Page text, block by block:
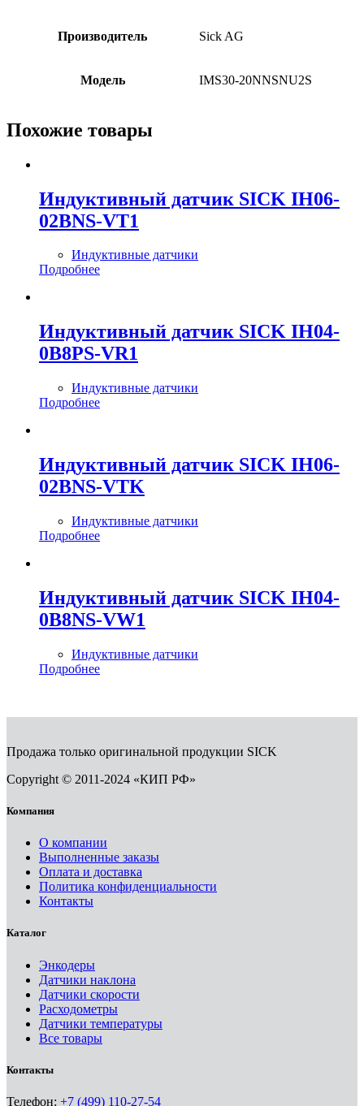
Производитель Sick AG
Модель IMS30-20NNSNU2S
Похожие товары
Индуктивный датчик SICK IH06-
02BNS-VT1
Индуктивные датчики
Подробнее
Индуктивный датчик SICK IH04-
0B8PS-VR1
Индуктивные датчики
Подробнее
Индуктивный датчик SICK IH06-
02BNS-VTK
Индуктивные датчики
Подробнее
Индуктивный датчик SICK IH04-
0B8NS-VW1
Индуктивные датчики
Подробнее
Продажа только оригинальной продукции SICK
Copyright © 2011-2024 «КИП РФ»
Компания
О компании
Выполненные заказы
Оплата и доставка
Политика конфиденциальности
Контакты
Каталог
Энкодеры
Датчики наклона
Датчики скорости
Расходометры
Датчики температуры
Все товары
Контакты
Телефон: +7 (499) 110-27-54